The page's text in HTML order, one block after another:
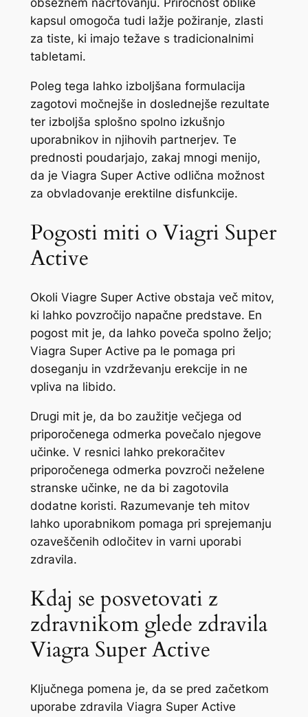
obsežnem načrtovanju. Priročnost oblike
kapsul omogoča tudi lažje požiranje, zlasti
za tiste, ki imajo težave s tradicionalnimi
tabletami.
Poleg tega lahko izboljšana formulacija
zagotovi močnejše in doslednejše rezultate
ter izboljša splošno spolno izkušnjo
uporabnikov in njihovih partnerjev. Te
prednosti poudarjajo, zakaj mnogi menijo,
da je Viagra Super Active odlična možnost
za obvladovanje erektilne disfunkcije.
Pogosti miti o Viagri Super
Active
Okoli Viagre Super Active obstaja več mitov,
ki lahko povzročijo napačne predstave. En
pogost mit je, da lahko poveča spolno željo;
Viagra Super Active pa le pomaga pri
doseganju in vzdrževanju erekcije in ne
vpliva na libido.
Drugi mit je, da bo zaužitje večjega od
priporočenega odmerka povečalo njegove
učinke. V resnici lahko prekoračitev
priporočenega odmerka povzroči neželene
stranske učinke, ne da bi zagotovila
dodatne koristi. Razumevanje teh mitov
lahko uporabnikom pomaga pri sprejemanju
ozaveščenih odločitev in varni uporabi
zdravila.
Kdaj se posvetovati z
zdravnikom glede zdravila
Viagra Super Active
Ključnega pomena je, da se pred začetkom
uporabe zdravila Viagra Super Active